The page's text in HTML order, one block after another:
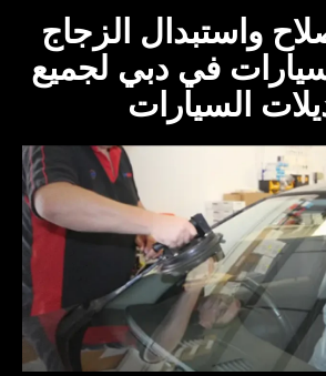
واستبدال الزجاج
في دبي لجميع
السيارات‏